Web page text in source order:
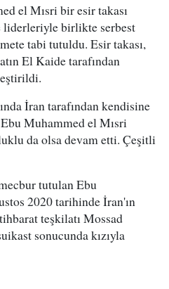
el Mısri bir esir takası
liderleriyle birlikte serbest
tabi tutuldu. Esir takası,
El Kaide tarafından
İran tarafından kendisine
Muhammed el Mısri
da olsa devam etti. Çeşitli
tutulan Ebu
2020 tarihinde İran'ın
teşkilatı Mossad
sonucunda kızıyla